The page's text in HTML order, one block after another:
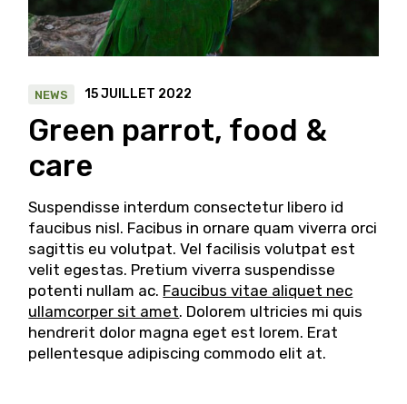
NEWS 15 JUILLET 2022
Green parrot, food &
care
Suspendisse interdum consectetur libero id
faucibus nisl. Facibus in ornare quam viverra orci
sagittis eu volutpat. Vel facilisis volutpat est
velit egestas. Pretium viverra suspendisse
potenti nullam ac. Faucibus vitae aliquet nec
ullamcorper sit amet. Dolorem ultricies mi quis
hendrerit dolor magna eget est lorem. Erat
pellentesque adipiscing commodo elit at.